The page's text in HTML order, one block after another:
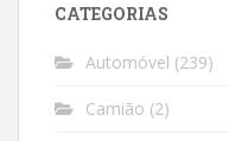
CATEGORIAS
Automóvel (239)
Camião (2)